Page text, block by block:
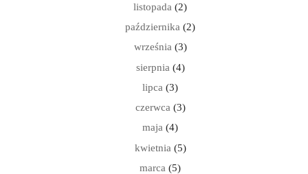
listopada (2)
października (2)
września (3)
sierpnia (4)
lipca (3)
czerwca (3)
maja (4)
kwietnia (5)
marca (5)